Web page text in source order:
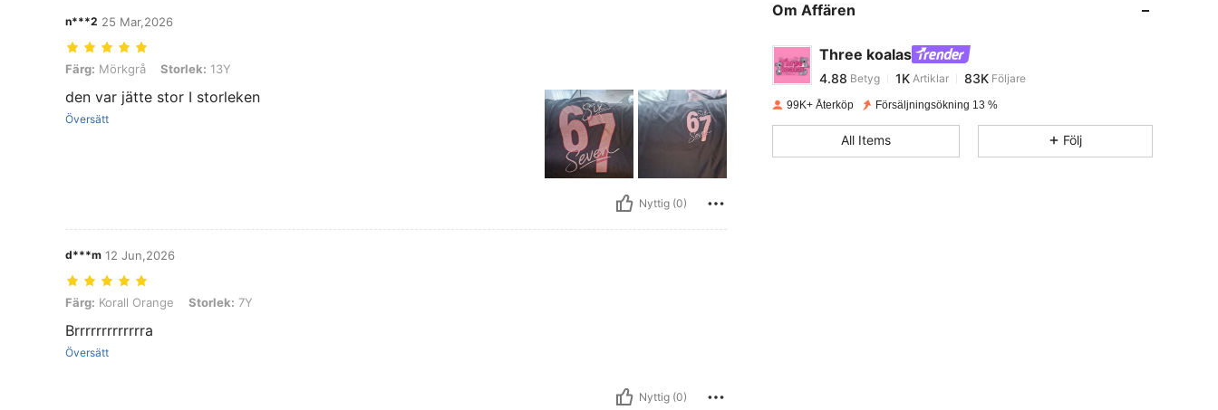
n***2 25 Mar,2026
Färg: Mörkgrå, Storlek: 13Y
Färg: Mörkgrå Storlek: 13Y
den var jätte stor I storleken
Översätt
Nyttig (0)
d***m 12 Jun,2026
Färg: Korall Orange, Storlek: 7Y
Färg: Korall Orange Storlek: 7Y
Brrrrrrrrrrrrra
Översätt
Nyttig (0)
Om Affären
Three koalas
4.88
4.88 1KArtiklar 83K
1***1 betalade1 dag sedan
99K+ Återköp Försäljningsökning 13 %
All Items Följ